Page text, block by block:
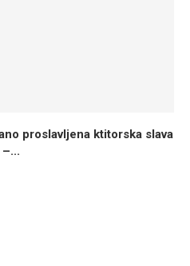
proslavljena ktitorska slava
–...